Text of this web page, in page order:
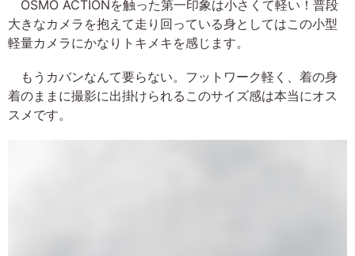
OSMO ACTIONを触った第一印象は小さくて軽い！普段
大きなカメラを抱えて走り回っている身としてはこの小型
軽量カメラにかなりトキメキを感じます。
もうカバンなんて要らない。フットワーク軽く、着の身
着のままに撮影に出掛けられるこのサイズ感は本当にオス
スメです。